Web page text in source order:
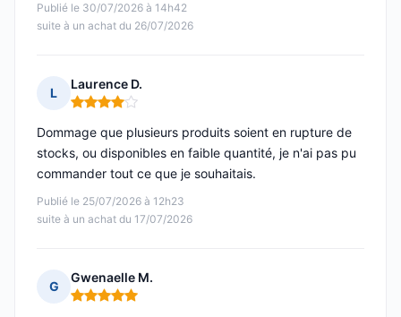
Publié le 30/07/2026 à 14h42
suite à un achat du 26/07/2026
L
Laurence D.
Note : 4 sur 5
Publié le 25/07/2026 à 12h23
suite à un achat du 17/07/2026
Dommage que plusieurs produits soient en rupture de
stocks, ou disponibles en faible quantité, je n'ai pas pu
commander tout ce que je souhaitais.
G
Gwenaelle M.
Note : 5 sur 5